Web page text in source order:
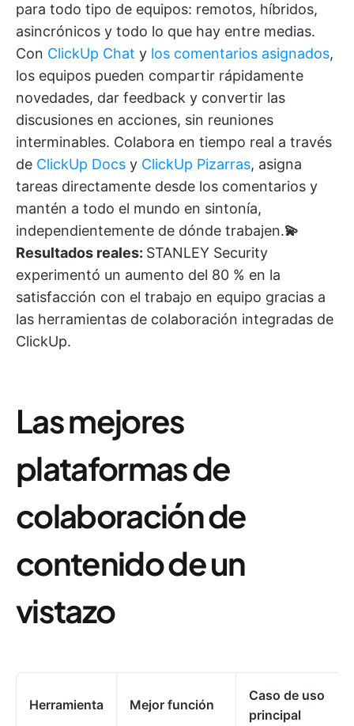
para todo tipo de equipos: remotos, híbridos,
asincrónicos y todo lo que hay entre medias.
Con ClickUp Chat y los comentarios asignados,
los equipos pueden compartir rápidamente
novedades, dar feedback y convertir las
discusiones en acciones, sin reuniones
interminables. Colabora en tiempo real a través
de ClickUp Docs y ClickUp Pizarras, asigna
tareas directamente desde los comentarios y
mantén a todo el mundo en sintonía,
independientemente de dónde trabajen.💫
Resultados reales: STANLEY Security
experimentó un aumento del 80 % en la
satisfacción con el trabajo en equipo gracias a
las herramientas de colaboración integradas de
ClickUp.
Las mejores
plataformas de
colaboración de
contenido de un
vistazo
Herramienta Mejor función
Caso de uso
principal